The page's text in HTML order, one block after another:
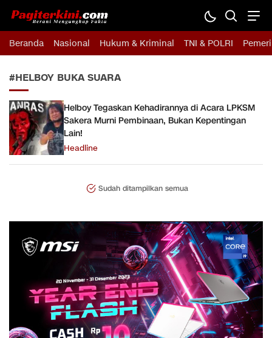
Pagiterkini.com
Berani Mengungkap Fakta
Beranda Nasional Hukum & Kriminal TNI & POLRI
#HELBOY BUKA SUARA
Helboy Tegaskan Kehadirannya di Acara LPKSM
Sakera Murni Pembinaan, Bukan Kepentingan
Lain!
Headline
Sudah ditampilkan semua